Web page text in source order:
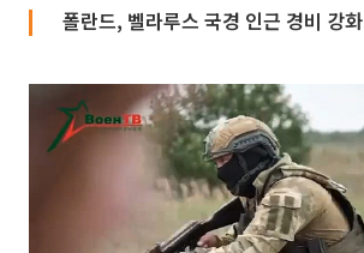
폴란드, 벨라루스 국경 인근 경비 강화